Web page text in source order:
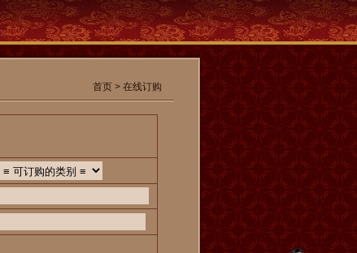
首页> 在线订购